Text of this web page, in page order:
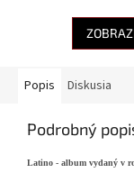
Popis Diskusia
Podrobný
Latino - album vydaný v